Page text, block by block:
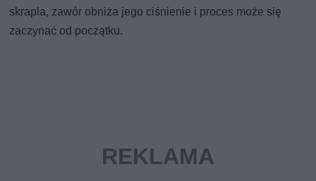
skrapla, zawór obniża jego ciśnienie i proces może się
zaczynać od początku.